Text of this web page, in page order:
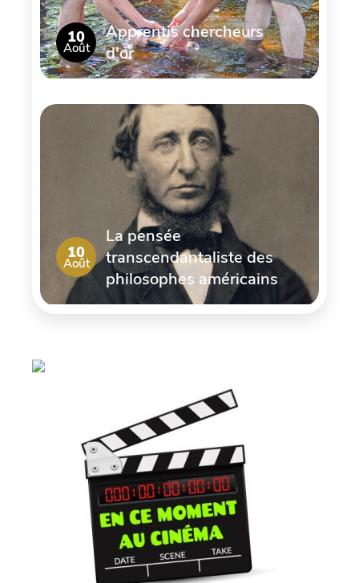
10
Août
Apprentis chercheurs
d'or
10
Août
La pensée
transcendantaliste des
philosophes américains